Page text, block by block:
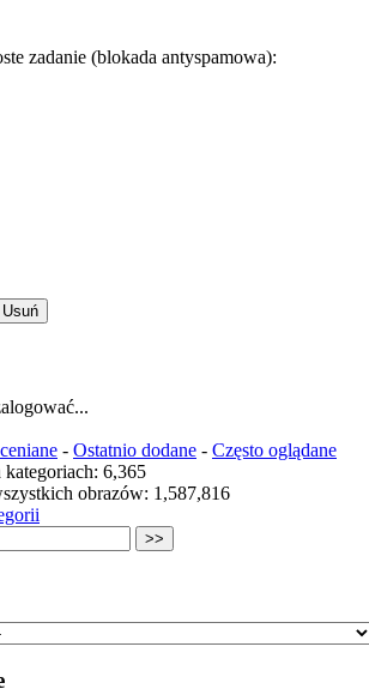
zadanie (blokada antyspamowa):
- Ostatnio dodane - Często oglądane
6,365
obrazów: 1,587,816